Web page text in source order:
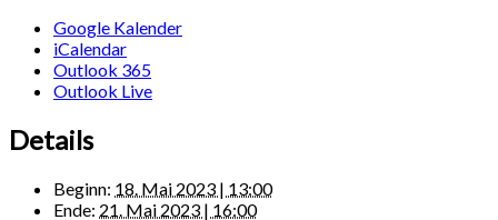
Google Kalender
iCalendar
Outlook 365
Outlook Live
Details
Beginn: 18. Mai 2023 | 13:00
Ende: 21. Mai 2023 | 16:00